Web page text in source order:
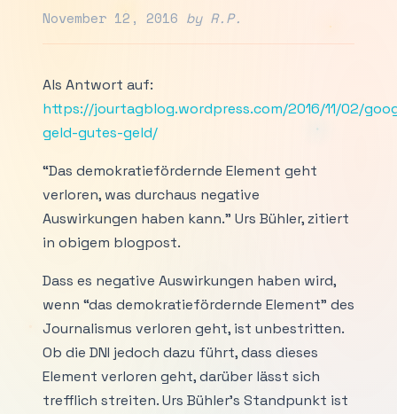
November 12, 2016 by R.P.
Als Antwort auf:
https://jourtagblog.wordpress.com/2016/11/02/
geld-gutes-geld/
“Das demokratiefördernde Element geht
verloren, was durchaus negative
Auswirkungen haben kann.” Urs Bühler, zitiert
in obigem blogpost.
Dass es negative Auswirkungen haben wird,
wenn “das demokratiefördernde Element” des
Journalismus verloren geht, ist unbestritten.
Ob die DNI jedoch dazu führt, dass dieses
Element verloren geht, darüber lässt sich
trefflich streiten. Urs Bühler’s Standpunkt ist